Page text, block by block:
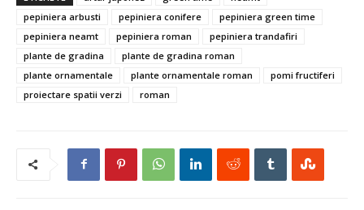
pepiniera arbusti
pepiniera conifere
pepiniera green time
pepiniera neamt
pepiniera roman
pepiniera trandafiri
plante de gradina
plante de gradina roman
plante ornamentale
plante ornamentale roman
pomi fructiferi
proiectare spatii verzi
roman